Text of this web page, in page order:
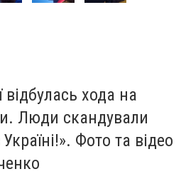
відбулась хода на
Люди скандували
Фото та відео